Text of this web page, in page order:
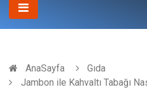
AnaSayfa
Gıda
Jambon ile Kahvaltı Tabağı